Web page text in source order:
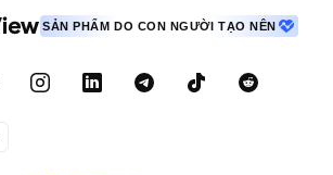
SẢN PHẨM DO CON NGƯỜI TẠO NÊN